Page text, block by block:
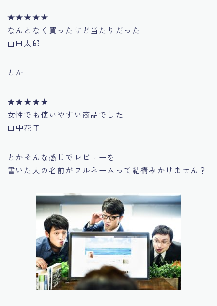
★★★★★
なんとなく買ったけど当たりだった
山田太郎
とか
★★★★★
女性でも使いやすい商品でした
田中花子
とかそんな感じでレビューを
書いた人の名前がフルネームって結構みかけません？